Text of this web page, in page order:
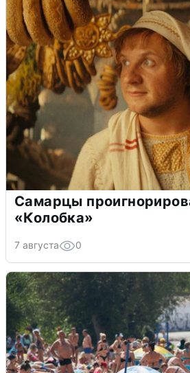
Самарцы
«Колобка»
7 августа 0